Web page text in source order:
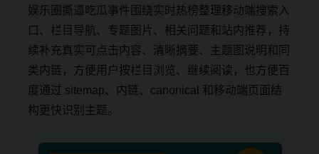
娱乐圈撕逼吃瓜事件围绕实时热榜整理移动端搜索入
口、栏目导航、专题图片、相关问题和站内推荐，持
续补充真实可点击内容、清晰摘要、主题图说明和同
类内链，方便用户按栏目浏览、继续阅读，也方便百
度通过 sitemap、内链、canonical 和移动端页面结
构更快识别主题。